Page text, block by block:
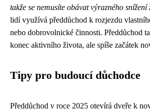
takže se nemusíte obávat výrazného
lidí využívá předdůchod k rozjezdu
nebo dobrovolnické činnosti. Předdůchod
konec aktivního života, ale spíše začátek
Tipy pro budoucí důchodce
Předdůchod v roce 2025 otevírá dveře k